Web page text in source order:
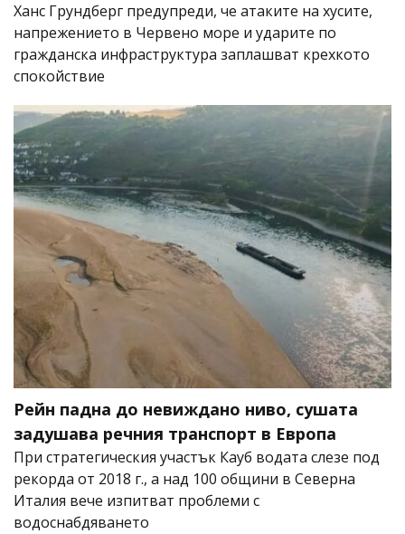
Ханс Грундберг предупреди, че атаките на хусите,
напрежението в Червено море и ударите по
гражданска инфраструктура заплашват крехкото
спокойствие
Рейн падна до невиждано ниво, сушата
задушава речния транспорт в Европа
При стратегическия участък Кауб водата слезе под
рекорда от 2018 г., а над 100 общини в Северна
Италия вече изпитват проблеми с
водоснабдяването